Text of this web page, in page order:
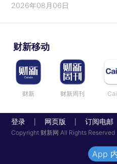
2026年08月06日
财新移动
财新 财新周刊
登录 网页版 订阅电邮
Copyright 财新网 All Rights Reserved
App